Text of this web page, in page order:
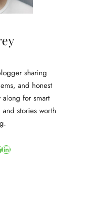
sharing
and honest
for smart
stories worth
LinkedIn